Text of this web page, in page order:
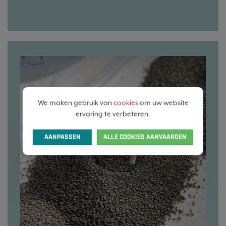
We maken gebruik vancookiesom uw website
ervaring te verbeteren.
AANPASSEN ALLE COOKIES AANVAARDEN